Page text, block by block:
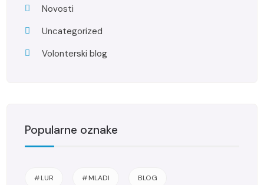
Novosti
Uncategorized
Volonterski blog
Popularne oznake
#LUR #MLADI BLOG